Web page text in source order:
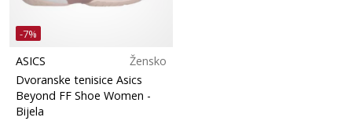
-7%
ASICS
Žensko
Dvoranske tenisice Asics
Beyond FF Shoe Women -
Bijela